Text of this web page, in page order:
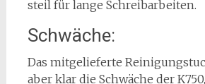
steil für lange Schreibarbeiten.
Schwäche:
Das mitgelieferte
aber klar die Schwäche der